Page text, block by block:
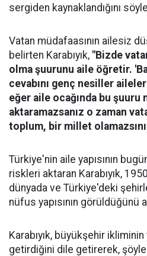
sergiden kaynaklandığını
Vatan müdafaasının ailesiz
belirten Karabıyık, "Bizde
olma şuurunu aile öğretir.
cevabını genç nesiller
eğer aile ocağında bu şuuru
aktaramazsanız o zaman
toplum, bir millet
Türkiye'nin aile yapısının
riskleri aktaran Karabıyık,
dünyada ve Türkiye'deki
nüfus yapısının görüldüğünü
Karabıyık, büyükşehir
getirdiğini dile getirerek,